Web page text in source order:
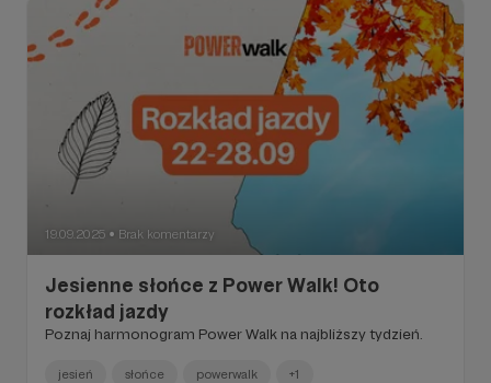
19.09.2025 ● Brak komentarzy
Jesienne słońce z Power Walk! Oto
rozkład jazdy
Poznaj harmonogram Power Walk na najbliższy tydzień.
jesień słońce powerwalk +1